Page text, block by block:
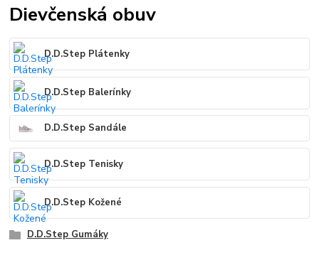
Dievčenská obuv
D.D.Step Plátenky
D.D.Step Balerínky
D.D.Step Sandále
D.D.Step Tenisky
D.D.Step Kožené
D.D.Step Gumáky